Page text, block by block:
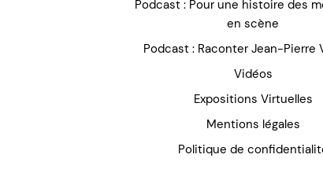
Podcast : Pour une histoire des
en scène
Podcast : Raconter Jean-Pierre
Vidéos
Expositions Virtuelles
Mentions légales
Politique de